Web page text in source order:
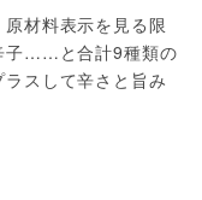
材料表示を見る限
子……と合計9種類の
スして辛さと旨み